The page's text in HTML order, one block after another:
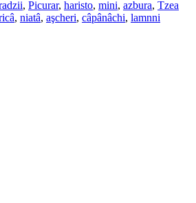
, Picurar, haristo, mini, azbura, Tzea
, niatâ, aşcheri, câpânâchi, lamnni